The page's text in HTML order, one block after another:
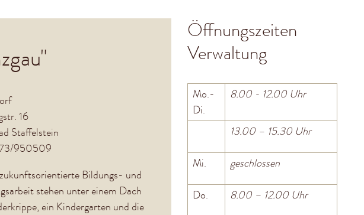
16
Staffelstein
950509
Bildungs- und
stehen unter einem Dach
ein Kindergarten und die
Öffnungszeiten
Verwaltung
Mo.-
Di.
8.00 - 12.00 Uhr
13.00 – 15.30 Uhr
Mi. geschlossen
Do. 8.00 – 12.00 Uhr